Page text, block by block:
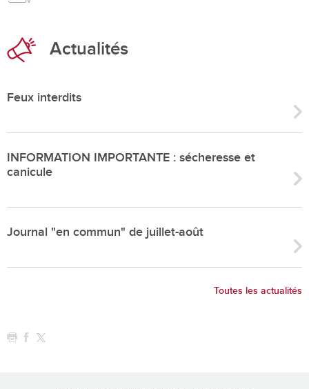
Actualités
Feux interdits
INFORMATION IMPORTANTE : sécheresse et
canicule
Journal "en commun" de juillet-août
Toutes les actualités